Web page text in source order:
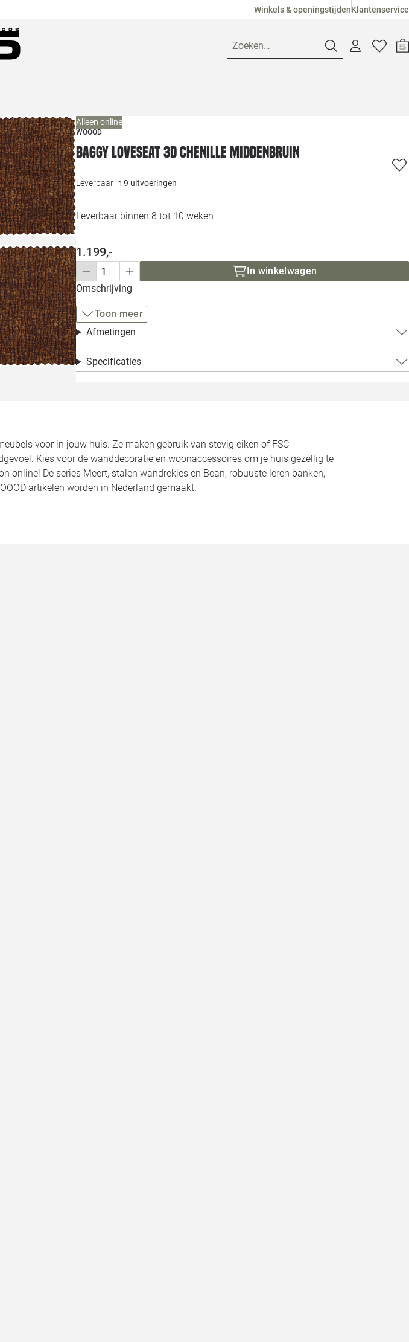
Winkels & openingstijdenKlantenservice
Zoeken…
Alle
Alleen online
WOOOD
Baggy loveseat 3d chenille middenbruin
Leverbaar in 9 uitvoeringen
Leverbaar binnen 8 tot 10 weken
1.199,-
In winkelwagen
Omschrijving
Toon meer
Afmetingen
Specificaties
voor in jouw huis. Ze maken gebruik van stevig eiken of FSC-
Kies voor de wanddecoratie en woonaccessoires om je huis gezellig te
online! De series Meert, stalen wandrekjes en Bean, robuuste leren banken,
artikelen worden in Nederland gemaakt.